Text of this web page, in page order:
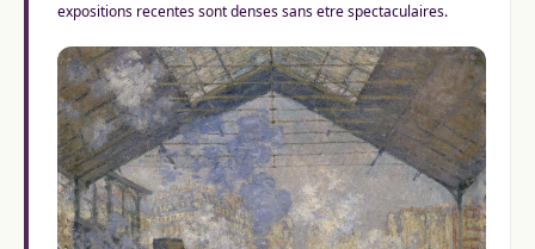
expositions recentes sont denses sans etre spectaculaires.